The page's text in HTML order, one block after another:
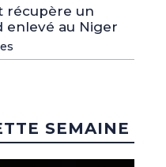
récupère un
enlevé au Niger
SEMAINE